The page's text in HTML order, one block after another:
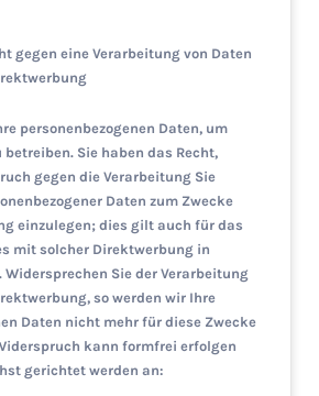
gegen eine Verarbeitung von Daten
personenbezogenen Daten, um
Sie haben das Recht,
gegen die Verarbeitung Sie
Daten zum Zwecke
einzulegen; dies gilt auch für das
mit solcher Direktwerbung in
Sie der Verarbeitung
so werden wir Ihre
Daten nicht mehr für diese Zwecke
kann formfrei erfolgen
gerichtet werden an: